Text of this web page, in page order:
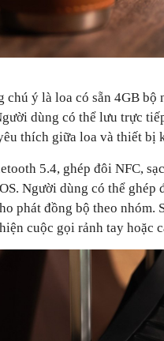
chú ý là loa có sẵn 4GB
dùng có thể lưu trực
thích giữa loa và thiết bị
5.4, ghép đôi NFC,
Người dùng có thể ghép
phát đồng bộ theo nhóm.
cuộc gọi rảnh tay hoặc